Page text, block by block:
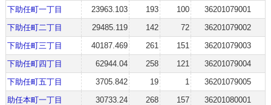
下助任町一丁目
23963.103 193 100
36201079001
下助任町二丁目
29485.119 142 72
36201079002
下助任町三丁目
40187.469 261 151
36201079003
下助任町四丁目
62944.04 258 121
36201079004
下助任町五丁目
3705.842 19 1
36201079005
助任本町一丁目
30733.24 268 157
36201080001